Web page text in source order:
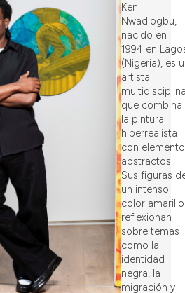
Ken
Nwadiogbu,
nacido en
1994 en
(Nigeria), es
artista
que combina
la pintura
hiperrealista
con
abstractos.
Sus figuras
un intenso
color amarillo
reflexionan
sobre temas
como la
identidad
negra, la
migración y